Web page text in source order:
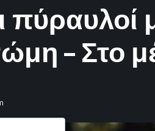
πύραυλοί
– Στο